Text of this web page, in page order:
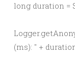
long duration =
(ms): " +